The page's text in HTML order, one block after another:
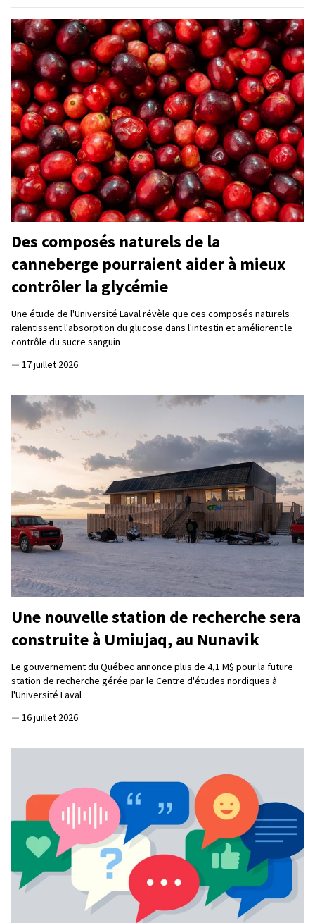
Des composés naturels de la
canneberge pourraient aider à mieux
contrôler la glycémie
Une étude de l'Université Laval révèle que ces composés naturels
ralentissent l'absorption du glucose dans l'intestin et améliorent le
contrôle du sucre sanguin
— 17 juillet 2026
Une nouvelle station de recherche sera
construite à Umiujaq, au Nunavik
Le gouvernement du Québec annonce plus de 4,1 M$ pour la future
station de recherche gérée par le Centre d'études nordiques à
l'Université Laval
— 16 juillet 2026